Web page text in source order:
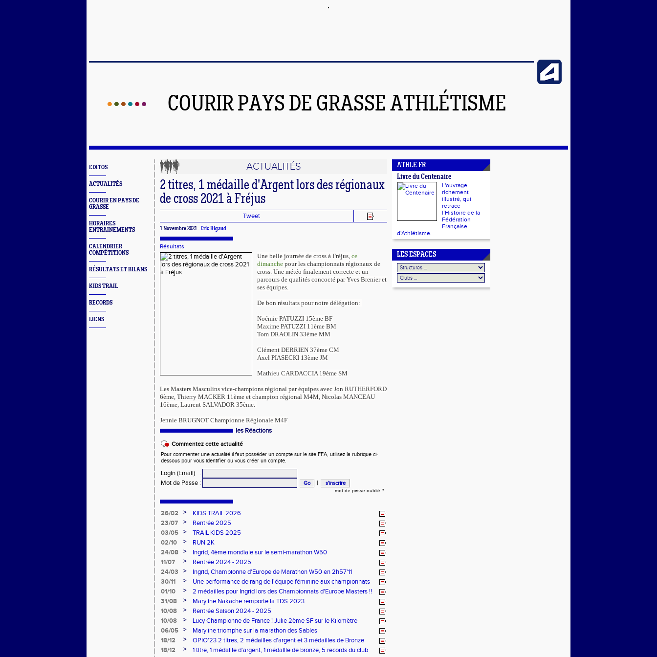
COURIR PAYS DE GRASSE ATHLÉTISME
EDITOS
ACTUALITÉS
COURIR EN PAYS DE
GRASSE
HORAIRES
ENTRAINEMENTS
CALENDRIER
COMPÉTITIONS
RÉSULTATS ET BILANS
KIDS TRAIL
RECORDS
LIENS
ACTUALITÉS
2 titres, 1 médaille d'Argent lors des régionaux
de cross 2021 à Fréjus
Tweet
1 Novembre 2021 -Eric Rigaud
Résultats
Une belle journée de cross à Fréjus, ce
dimanche pour les championnats régionaux de
cross. Une météo finalement correcte et un
parcours de qualités concocté par Yves Brenier et
ses équipes.
De bon résultats pour notre délégation:
Noémie PATUZZI 15ème BF
Maxime PATUZZI 11ème BM
Tom DRAOLIN 33ème MM
Clément DERRIEN 37ème CM
Axel PIASECKI 13ème JM
Mathieu CARDACCIA 19ème SM
Les Masters Masculins vice-champions régional par équipes avec Jon RUTHERFORD
6ème, Thierry MACKER 11ème et champion régional M4M, Nicolas MANCEAU
16ème, Laurent SALVADOR 35ème.
Jennie BRUGNOT Championne Régionale M4F
les Réactions
Commentez cette actualité
Pour commenter une actualité il faut posséder un compte sur le site FFA, utilisez la rubrique ci-
dessous pour vous identifier ou vous créer un compte.
Login (Email)
:
Mot de Passe : |
mot de passe oublié ?
26/02 >
KIDS TRAIL 2026
23/07
>
Rentrée 2025
03/05
>
TRAIL KIDS 2025
02/10
>
RUN 2K
24/08
>
Ingrid, 4ème mondiale sur le semi-marathon W50
11/07
>
Rentrée 2024 - 2025
24/03
>
Ingrid, Championne d'Europe de Marathon W50 en 2h57'11
30/11
>
Une performance de rang de l'équipe féminine aux championnats
de France d'Ekiden 2024
01/10 >
2 médailles pour Ingrid lors des Championnats d'Europe Masters !!
31/08
>
Maryline Nakache remporte la TDS 2023
10/08
>
Rentrée Saison 2024 - 2025
10/08
>
Lucy Championne de France ! Julie 2ème SF sur le Kilomètre
Vertical
06/05 >
Maryline triomphe sur la marathon des Sables
18/12
>
OPIO'23 2 titres, 2 médailles d'argent et 3 médailles de Bronze
18/12
>
1 titre, 1 médaille d'argent, 1 médaille de bronze, 5 records du club
ATHLE.FR
Livre du Centenaire
L'ouvrage
richement
illustré, qui
retrace
l’Histoire de la
Fédération
Française
d'Athlétisme.
LES ESPACES